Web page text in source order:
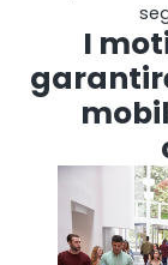
I